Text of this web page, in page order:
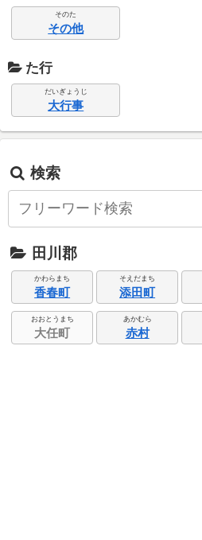
そのた
その他
た行
だいぎょうじ
大行事
検索
田川郡
かわらまち
香春町
そえだまち
添田町
おおとうまち
大任町
あかむら
赤村